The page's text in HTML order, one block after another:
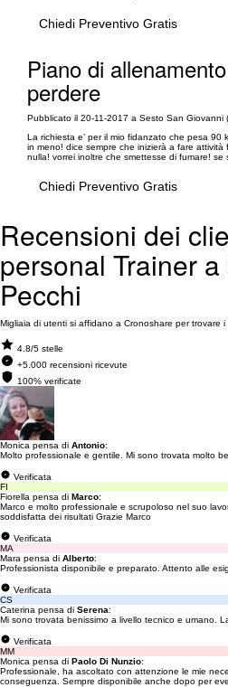
Chiedi Preventivo Gratis
Piano di
perdere
Pubblicato il 20-11-2017 a Sesto San Giovanni
La richiesta e’ per il mio fidanzato che pesa
in meno! dice sempre che inizierà a fare
nulla! vorrei inoltre che smettesse di fumare! se
Chiedi Preventivo Gratis
Recensioni dei
personal Trainer
Pecchi
Migliaia di utenti si affidano a Cronoshare per trovare i
4.8/5 stelle
+5.000 recensioni ricevute
100% verificate
Monica pensa di Antonio:
Molto professionale e gentile. Mi sono trovata molto
Verificata
FI
Fiorella pensa di Marco:
Marco e molto professionale e scrupoloso nel suo
soddisfatta dei risultati Grazie Marco
Verificata
MA
Mara pensa di Alberto:
Professionista disponibile e preparato. Attento alle
Verificata
CS
Caterina pensa di Serena:
Mi sono trovata benissimo a livello tecnico e umano.
Verificata
MM
Monica pensa di Paolo Di Nunzio:
Professionale, ha ascoltato con attenzione le mie
conseguenza. Sempre disponibile anche dopo per